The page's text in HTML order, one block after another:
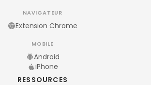
NAVIGATEUR
Extension Chrome
MOBILE
Android
iPhone
RESSOURCES